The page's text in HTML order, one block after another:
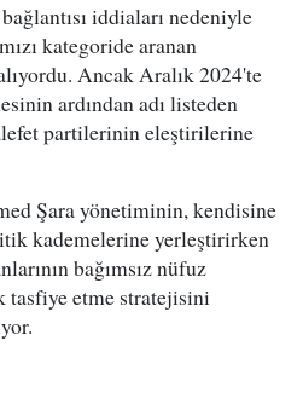
iddiaları nedeniyle
kategoride aranan
Ancak Aralık 2024'te
ardından adı listeden
partilerinin eleştirilerine
Şara yönetiminin, kendisine
kademelerine yerleştirirken
bağımsız nüfuz
tasfiye etme stratejisini